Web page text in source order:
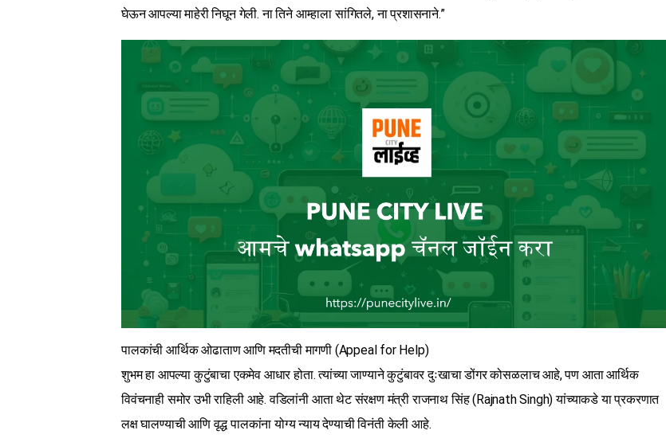
घेऊन आपल्या माहेरी निघून गेली. ना तिने आम्हाला सांगितले, ना प्रशासनाने.”
पालकांची आर्थिक ओढाताण आणि मदतीची मागणी (Appeal for Help)
शुभम हा आपल्या कुटुंबाचा एकमेव आधार होता. त्यांच्या जाण्याने कुटुंबावर दुःखाचा डोंगर कोसळलाच आहे, पण आता आर्थिक
विवंचनाही समोर उभी राहिली आहे. वडिलांनी आता थेट संरक्षण मंत्री राजनाथ सिंह (Rajnath Singh) यांच्याकडे या प्रकरणात
लक्ष घालण्याची आणि वृद्ध पालकांना योग्य न्याय देण्याची विनंती केली आहे.